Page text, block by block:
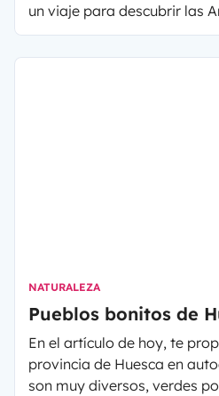
un viaje para descubrir las
autocaravana o furgoneta
NATURALEZA
Pueblos bonitos de
En el artículo de hoy, te
provincia de Huesca en
son muy diversos, verdes